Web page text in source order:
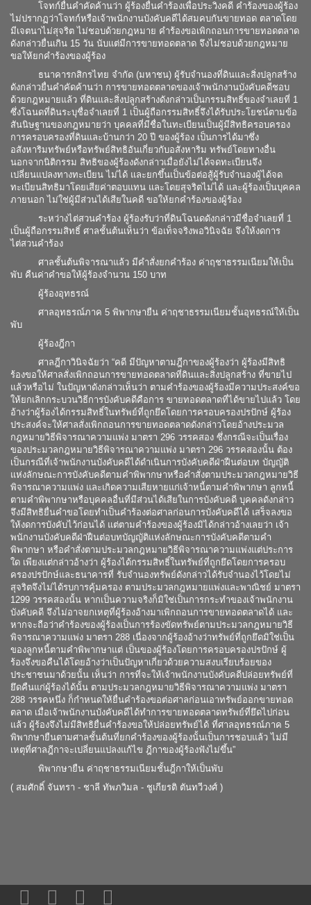
โจทก์ยื่นคำคัดค้านว่า ผู้ร้องยื่นคำร้องเพื่อประวิงคดี คำร้องของผู้ร้อง
ไม่ปรากฏว่าโจทก์หรือเจ้าพนักงานบังคับคดีได้สมคบกันขายทอด ตลาดโดย
มีเจตนาไม่สุจริต ไม่ชอบด้วยกฎหมาย คำร้องขอเพิกถอนการขายทอดตลาด
ดังกล่าวยื่นเกิน 15 วัน นับแต่มีการขายทอดตลาด จึงไม่ชอบด้วยกฎหมาย
ขอให้ยกคำร้องของผู้ร้อง
ธนาคารกสิกรไทย จำกัด (มหาชน) ผู้รับจำนองที่ดินและสิ่งปลูกสร้าง
ดังกล่าวยื่นคำคัดค้านว่า การขายทอดตลาดของเจ้าพนักงานบังคับคดีชอบ
ด้วยกฎหมายแล้ว ที่ดินและสิ่งปลูกสร้างดังกล่าวเป็นกรรมสิทธิ์ของจำเลยที่ 1
ซึ่งโฉนดที่ดินระบุชื่อจำเลยที่ 1 เป็นผู้ถือกรรมสิทธิ์จึงได้รับประโยชน์ตามข้อ
สันนิษฐานของกฎหมายว่า บุคคลที่มีชื่อในทะเบียนเป็นผู้มีสิทธิครอบครอง
การครอบครองที่ดินและบ้านกว่า 20 ปี ของผู้ร้อง เป็นการได้มาซึ่ง
อสังหาริมทรัพย์หรือทรัพย์สิทธิอันเกี่ยวกับอสังหาริม ทรัพย์โดยทางอื่น
นอกจากนิติกรรม สิทธิของผู้ร้องดังกล่าวเมื่อยังไม่ได้จดทะเบียนจึง
เปลี่ยนแปลงทางทะเบียน ไม่ได้ และยกขึ้นเป็นข้อต่อสู้ผู้รับจำนองผู้ได้จด
ทะเบียนสิทธิมาโดยเสียค่าตอบแทน และโดยสุจริตไม่ได้ และผู้ร้องเป็นบุคคล
ภายนอก ไม่ใช่ผู้มีส่วนได้เสียในคดี ขอให้ยกคำร้องของผู้ร้อง
ระหว่างไต่สวนคำร้อง ผู้ร้องรับว่าที่ดินโฉนดดังกล่าวมีชื่อจำเลยที่ 1
เป็นผู้ถือกรรมสิทธิ์ ศาลชั้นต้นเห็นว่า ข้อเท็จจริงพอวินิจฉัย จึงให้งดการ
ไต่สวนคำร้อง
ศาลชั้นต้นพิจารณาแล้ว มีคำสั่งยกคำร้อง ค่าฤชาธรรมเนียมให้เป็น
พับ คืนค่าคำขอให้ผู้ร้องจำนวน 150 บาท
ผู้ร้องอุทธรณ์
ศาลอุทธรณ์ภาค 5 พิพากษายืน ค่าฤชาธรรมเนียมชั้นอุทธรณ์ให้เป็น
พับ
ผู้ร้องฎีกา
ศาลฎีกาวินิจฉัยว่า “คดี มีปัญหาตามฎีกาของผู้ร้องว่า ผู้ร้องมีสิทธิ
ร้องขอให้ศาลสั่งเพิกถอนการขายทอดตลาดที่ดินและสิ่งปลูกสร้าง ที่ขายไป
แล้วหรือไม่ ในปัญหาดังกล่าวเห็นว่า ตามคำร้องของผู้ร้องมีความประสงค์ขอ
ให้ยกเลิกกระบวนวิธีการบังคับคดีคือการ ขายทอดตลาดที่ได้ขายไปแล้ว โดย
อ้างว่าผู้ร้องได้กรรมสิทธิ์ในทรัพย์ที่ถูกยึดโดยการครอบครองปรปักษ์ ผู้ร้อง
ประสงค์จะให้ศาลสั่งเพิกถอนการขายทอดตลาดดังกล่าวโดยอ้างประมวล
กฎหมายวิธีพิจารณาความแพ่ง มาตรา 296 วรรคสอง ซึ่งกรณีจะเป็นเรื่อง
ของประมวลกฎหมายวิธีพิจารณาความแพ่ง มาตรา 296 วรรคสองนั้น ต้อง
เป็นกรณีที่เจ้าพนักงานบังคับคดีได้ดำเนินการบังคับคดีฝ่าฝืนต่อบท บัญญัติ
แห่งลักษณะการบังคับคดีตามคำพิพากษาหรือคำสั่งตามประมวลกฎหมายวิธี
พิจารณาความแพ่ง และเกิดความเสียหายแก่เจ้าหนี้ตามคำพิพากษา ลูกหนี้
ตามคำพิพากษาหรือบุคคลอื่นที่มีส่วนได้เสียในการบังคับคดี บุคคลดังกล่าว
จึงมีสิทธิยื่นคำขอโดยทำเป็นคำร้องต่อศาลก่อนการบังคับคดีได้ เสร็จลงขอ
ให้งดการบังคับไว้ก่อนได้ แต่ตามคำร้องของผู้ร้องมิได้กล่าวอ้างเลยว่า เจ้า
พนักงานบังคับคดีฝ่าฝืนต่อบทบัญญัติแห่งลักษณะการบังคับคดีตามคำ
พิพากษา หรือคำสั่งตามประมวลกฎหมายวิธีพิจารณาความแพ่งแต่ประการ
ใด เพียงแต่กล่าวอ้างว่า ผู้ร้องได้กรรมสิทธิ์ในทรัพย์ที่ถูกยึดโดยการครอบ
ครองปรปักษ์และธนาคารที่ รับจำนองทรัพย์ดังกล่าวได้รับจำนองไว้โดยไม่
สุจริตจึงไม่ได้รบการคุ้มครอง ตามประมวลกฎหมายแพ่งและพาณิชย์ มาตรา
1299 วรรคสองนั้น หากเป็นความจริงก็มิใช่เป็นการกระทำของเจ้าพนักงาน
บังคับคดี จึงไม่อาจยกเหตุที่ผู้ร้องอ้างมาเพิกถอนการขายทอดตลาดได้ และ
หากจะถือว่าคำร้องของผู้ร้องเป็นการร้องขัดทรัพย์ตามประมวลกฎหมายวิธี
พิจารณาความแพ่ง มาตรา 288 เนื่องจากผู้ร้องอ้างว่าทรัพย์ที่ถูกยึดมิใช่เป็น
ของลูกหนี้ตามคำพิพากษาแต่ เป็นของผู้ร้องโดยการครอบครองปรปักษ์ ผู้
ร้องจึงขอคืนได้โดยอ้างว่าเป็นปัญหาเกี่ยวด้วยความสงบเรียบร้อยของ
ประชาชนมาด้วยนั้น เห็นว่า การที่จะให้เจ้าพนักงานบังคับคดีปล่อยทรัพย์ที่
ยึดคืนแก่ผู้ร้องได้นั้น ตามประมวลกฎหมายวิธีพิจารณาความแพ่ง มาตรา
288 วรรคหนึ่ง ก็กำหนดให้ยื่นคำร้องขอต่อศาลก่อนเอาทรัพย์ออกขายทอด
ตลาด เมื่อเจ้าพนักงานบังคับคดีได้ทำการขายทอดตลาดทรัพย์ที่ยึดไปก่อน
แล้ว ผู้ร้องจึงไม่มีสิทธิยื่นคำร้องขอให้ปล่อยทรัพย์ได้ ที่ศาลอุทธรณ์ภาค 5
พิพากษายืนตามศาลชั้นต้นที่ยกคำร้องของผู้ร้องนั้นเป็นการชอบแล้ว ไม่มี
เหตุที่ศาลฎีกาจะเปลี่ยนแปลงแก้ไข ฎีกาของผู้ร้องฟังไม่ขึ้น”
พิพากษายืน ค่าฤชาธรรมเนียมชั้นฎีกาให้เป็นพับ
( สมศักดิ์ จันทรา - ชาลี ทัพภวิมล - ชูเกียรติ ตันทวีวงศ์ )